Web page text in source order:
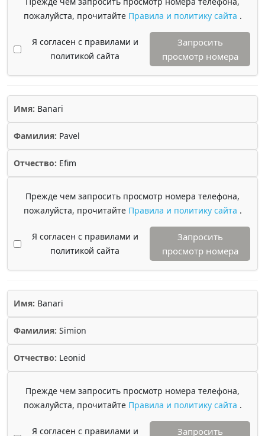
пожалуйста, прочитайте Правила и политику сайта .
Я согласен с правилами и
политикой сайта
Запросить
просмотр номера
Имя: Banari
Фамилия: Pavel
Отчество: Efim
Прежде чем запросить просмотр номера телефона,
пожалуйста, прочитайте Правила и политику сайта .
Я согласен с правилами и
политикой сайта
Запросить
просмотр номера
Имя: Banari
Фамилия: Simion
Отчество: Leonid
Прежде чем запросить просмотр номера телефона,
пожалуйста, прочитайте Правила и политику сайта .
Я согласен с правилами и
Запросить